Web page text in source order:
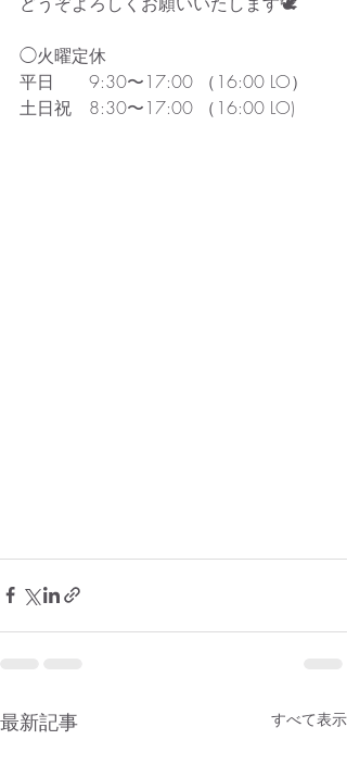
◯火曜定休
平日　　9:30〜17:00 （16:00 LO）
土日祝　8:30〜17:00 （16:00 LO)
最新記事 すべて表示